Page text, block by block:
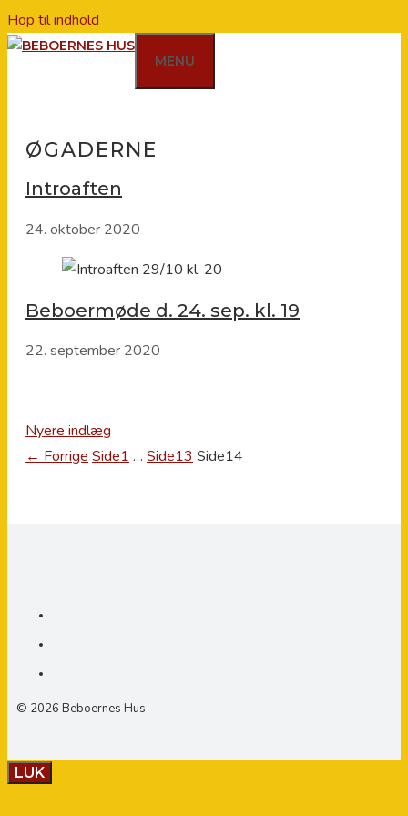
Hop til indhold
MENU
ØGADERNE
Introaften
24. oktober 2020
Beboermøde d. 24. sep. kl. 19
22. september 2020
Nyere indlæg
← Forrige Side1 … Side13 Side14
© 2026 Beboernes Hus
LUK